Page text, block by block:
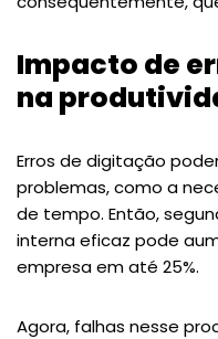
Impacto de
na
Erros de digitação
problemas, como a
de tempo. Então,
interna eficaz pode
empresa em até 25%.
Agora, falhas nesse